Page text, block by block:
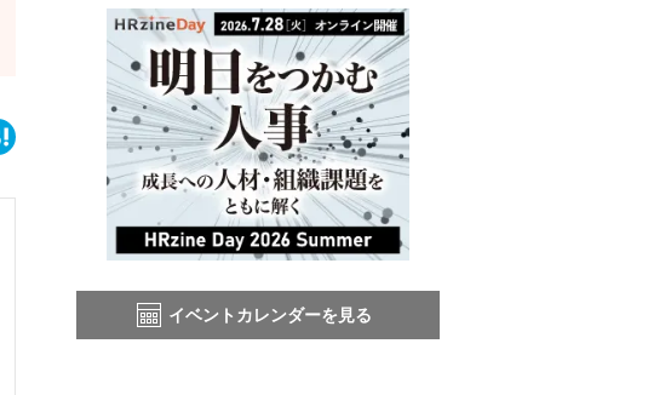
イベントカレンダーを見る